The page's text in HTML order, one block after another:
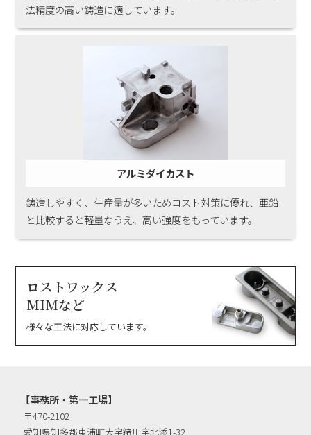
法精度の高い鋳造に適しています。
アルミダイカスト
鋳造しやすく、生産量が多いためコスト対策に優れ、亜鉛
と比較すると軽量なうえ、高い強度をもっています。
ロストワックス
MIMなど
様々な工法に対応しています。
【事務所・第一工場】
〒470-2102
愛知県知多郡東浦町大字緒川字北添1-32